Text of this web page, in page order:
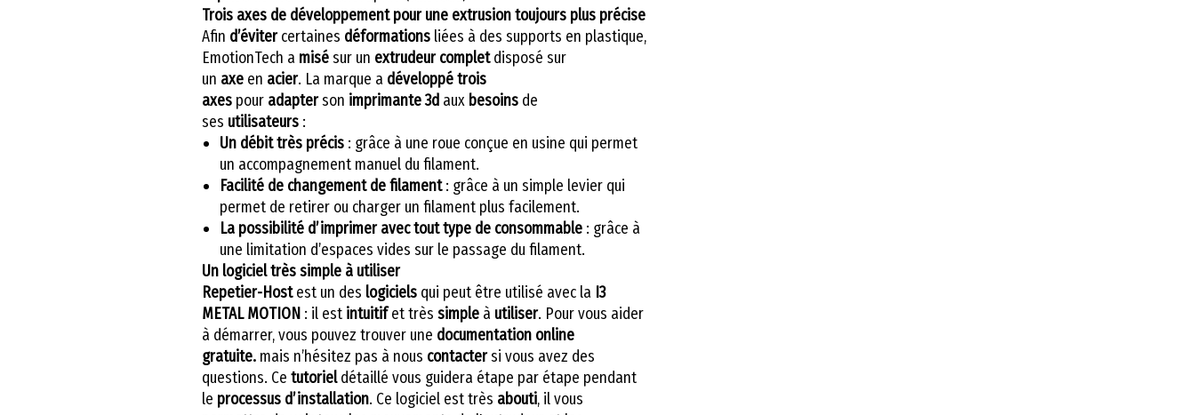
Trois axes de développement pour une extrusion toujours plus précise
Afin d’évitercertaines déformations liées à des supports en plastique,
EmotionTech a misésur un extrudeur completdisposé sur
un axe en acier. La marque a développétrois
axes pour adapterson imprimante 3d aux besoins de
ses utilisateurs :
Un débit très précis : grâce à une roue conçue en usine qui permet
un accompagnement manuel du filament.
Facilité de changement de filament: grâce à un simple levier qui
permet de retirer ou charger un filament plus facilement.
La possibilité d’imprimer avec tout type de consommable : grâce à
une limitation d’espaces vides sur le passage du filament.
Un logiciel très simple à utiliser
Repetier-Hostest un des logiciels qui peut être utilisé avec la I3
METAL MOTION : il est intuitifet très simple à utiliser. Pour vous aider
à démarrer, vous pouvez trouver une documentation online
gratuite. mais n’hésitez pas à nous contactersi vous avez des
questions. Ce tutorieldétaillé vous guidera étape par étape pendant
le processus d’installation. Ce logiciel est très abouti, il vous